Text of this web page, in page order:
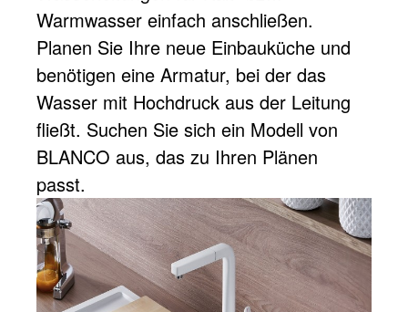
Warmwasser einfach anschließen.
Planen Sie Ihre neue Einbauküche und
benötigen eine Armatur, bei der das
Wasser mit Hochdruck aus der Leitung
fließt. Suchen Sie sich ein Modell von
BLANCO aus, das zu Ihren Plänen
passt.